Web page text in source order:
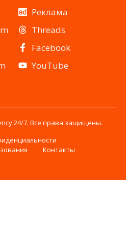
Реклама
Threads
Facebook
YouTube
24/7. Все права защищены.
Контакты